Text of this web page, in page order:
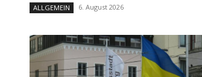
ALLGEMEIN 6. August 2026